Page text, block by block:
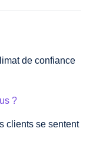
de confiance
?
clients se sentent